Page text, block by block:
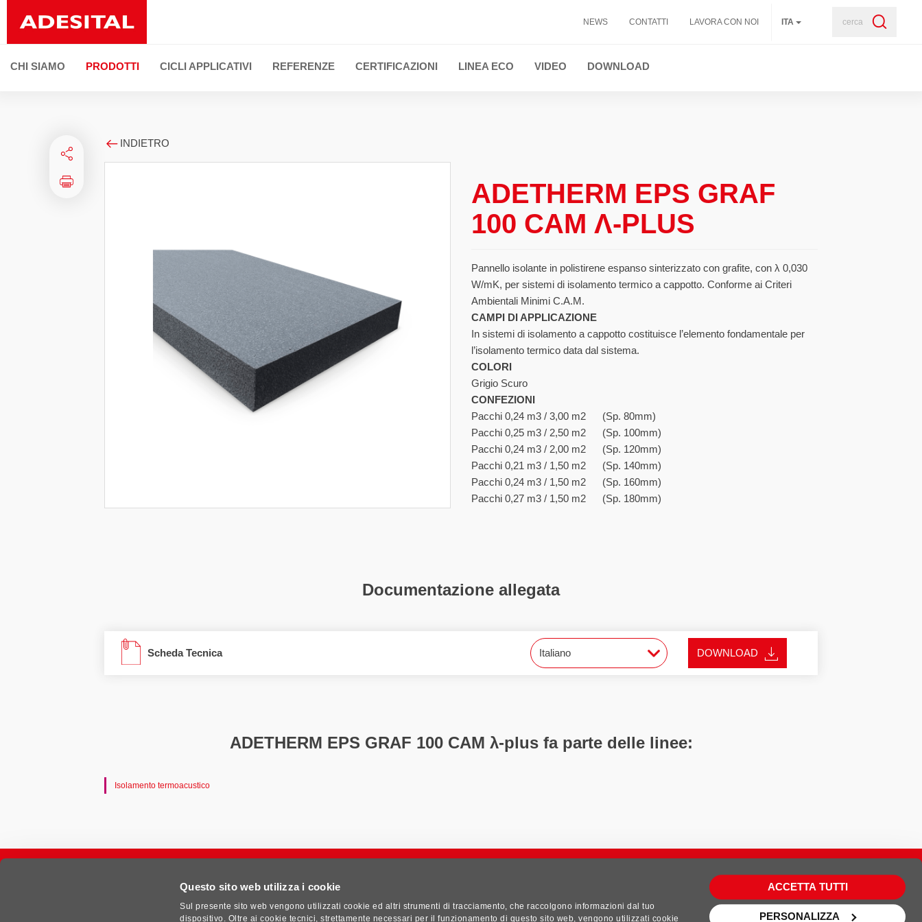
Questo sito web utilizza i cookie
Sul presente sito web vengono utilizzati cookie ed altri strumenti di tracciamento, che raccolgono informazioni dal tuo
dispositivo. Oltre ai cookie tecnici, strettamente necessari per il funzionamento di questo sito web, vengono utilizzati cookie
ACCETTA TUTTI
PERSONALIZZA
NEWS CONTATTI LAVORA CON NOI ITA cerca
CHI SIAMO PRODOTTI
LINEE DI PRODOTTO
CICLI APPLICATIVI REFERENZE CERTIFICAZIONI LINEA ECO VIDEO DOWNLOAD
INDIETRO
ADETHERM EPS GRAF
100 CAM Λ-PLUS
Pannello isolante in polistirene espanso sinterizzato con grafite, con λ 0,030
W/mK, per sistemi di isolamento termico a cappotto. Conforme ai Criteri
Ambientali Minimi C.A.M.
CAMPI DI APPLICAZIONE
In sistemi di isolamento a cappotto costituisce l’elemento fondamentale per
l’isolamento termico data dal sistema.
COLORI
Grigio Scuro
CONFEZIONI
Pacchi 0,24 m3 / 3,00 m2 (Sp. 80mm)
Pacchi 0,25 m3 / 2,50 m2 (Sp. 100mm)
Pacchi 0,24 m3 / 2,00 m2 (Sp. 120mm)
Pacchi 0,21 m3 / 1,50 m2 (Sp. 140mm)
Pacchi 0,24 m3 / 1,50 m2 (Sp. 160mm)
Pacchi 0,27 m3 / 1,50 m2 (Sp. 180mm)
Documentazione allegata
Scheda Tecnica DOWNLOAD
ADETHERM EPS GRAF 100 CAM λ-plus fa parte delle linee:
Isolamento termoacustico